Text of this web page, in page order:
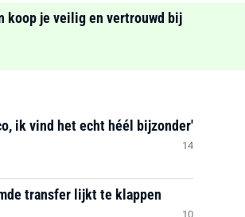
koop je veilig en vertrouwd bij
ik vind het echt héél bijzonder'
14
transfer lijkt te klappen
10